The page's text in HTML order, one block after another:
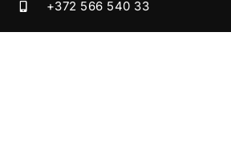
+372 566 540 33